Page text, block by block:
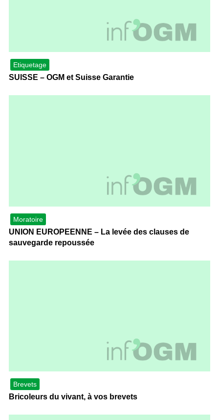
Etiquetage
SUISSE – OGM et Suisse Garantie
Moratoire
UNION EUROPEENNE – La levée des clauses de
sauvegarde repoussée
Brevets
Bricoleurs du vivant, à vos brevets